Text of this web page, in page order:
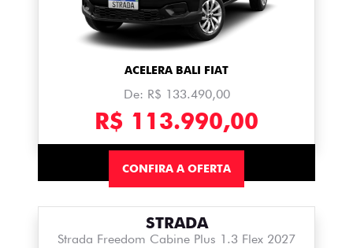
ACELERA BALI FIAT
De: R$ 133.490,00
R$ 113.990,00
CONFIRA A OFERTA
STRADA
Strada Freedom Cabine Plus 1.3 Flex 2027